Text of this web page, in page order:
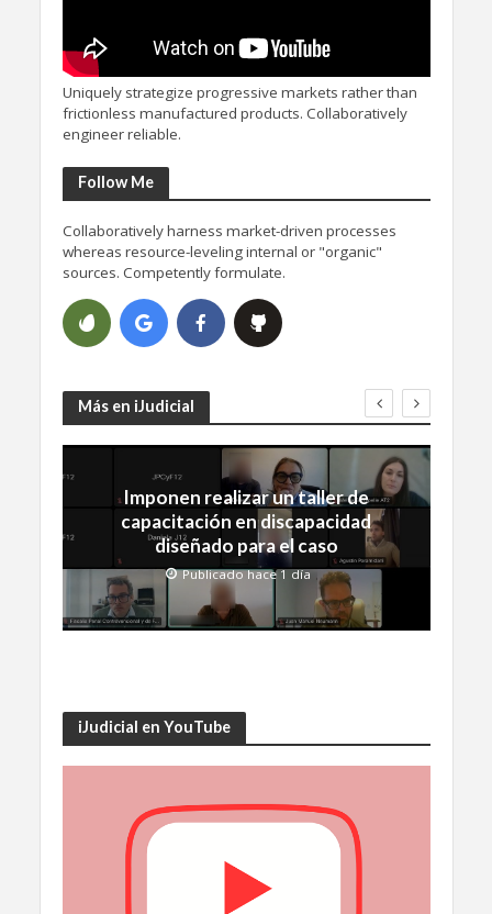
Uniquely strategize progressive markets rather than
frictionless manufactured products. Collaboratively
engineer reliable.
Follow Me
Collaboratively harness market-driven processes
whereas resource-leveling internal or "organic"
sources. Competently formulate.
Más en iJudicial
Imponen realizar un taller de
capacitación en discapacidad
diseñado para el caso
Publicado hace 1 día
iJudicial en YouTube